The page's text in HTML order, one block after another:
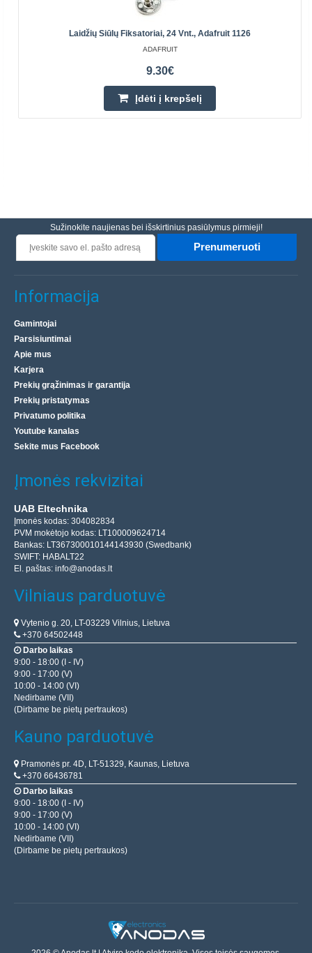
Laidžių Siūlų Fiksatoriai, 24 Vnt., Adafruit 1126
ADAFRUIT
9.30€
Įdėti į krepšelį
Sužinokite naujienas bei išskirtinius pasiūlymus pirmieji!
Prenumeruoti
Informacija
Gamintojai
Parsisiuntimai
Apie mus
Karjera
Prekių grąžinimas ir garantija
Prekių pristatymas
Privatumo politika
Youtube kanalas
Sekite mus Facebook
Įmonės rekvizitai
UAB Eltechnika
Įmonės kodas: 304082834
PVM mokėtojo kodas: LT100009624714
Bankas: LT367300010144143930 (Swedbank)
SWIFT: HABALT22
El. paštas: info@anodas.lt
Vilniaus parduotuvė
Vytenio g. 20, LT-03229 Vilnius, Lietuva
+370 64502448
Darbo laikas
9:00 - 18:00 (I - IV)
9:00 - 17:00 (V)
10:00 - 14:00 (VI)
Nedirbame (VII)
(Dirbame be pietų pertraukos)
Kauno parduotuvė
Pramonės pr. 4D, LT-51329, Kaunas, Lietuva
+370 66436781
Darbo laikas
9:00 - 18:00 (I - IV)
9:00 - 17:00 (V)
10:00 - 14:00 (VI)
Nedirbame (VII)
(Dirbame be pietų pertraukos)